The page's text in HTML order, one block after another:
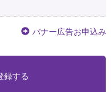
バナー広告お申込み
録する